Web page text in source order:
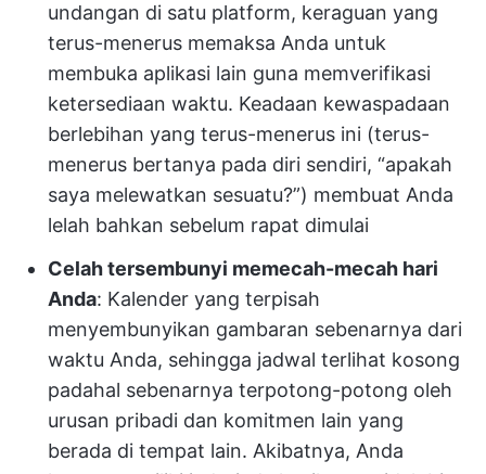
undangan di satu platform, keraguan yang
terus-menerus memaksa Anda untuk
membuka aplikasi lain guna memverifikasi
ketersediaan waktu. Keadaan kewaspadaan
berlebihan yang terus-menerus ini (terus-
menerus bertanya pada diri sendiri, “apakah
saya melewatkan sesuatu?”) membuat Anda
lelah bahkan sebelum rapat dimulai
Celah tersembunyi memecah-mecah hari
Anda: Kalender yang terpisah
menyembunyikan gambaran sebenarnya dari
waktu Anda, sehingga jadwal terlihat kosong
padahal sebenarnya terpotong-potong oleh
urusan pribadi dan komitmen lain yang
berada di tempat lain. Akibatnya, Anda